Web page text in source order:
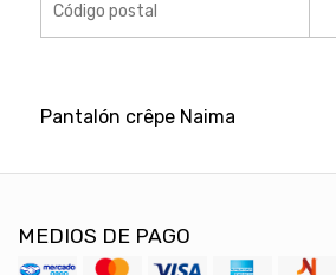
Pantalón crêpe Naima
MEDIOS DE PAGO